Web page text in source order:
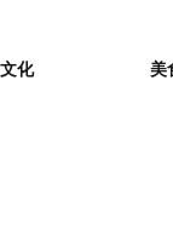
化 美